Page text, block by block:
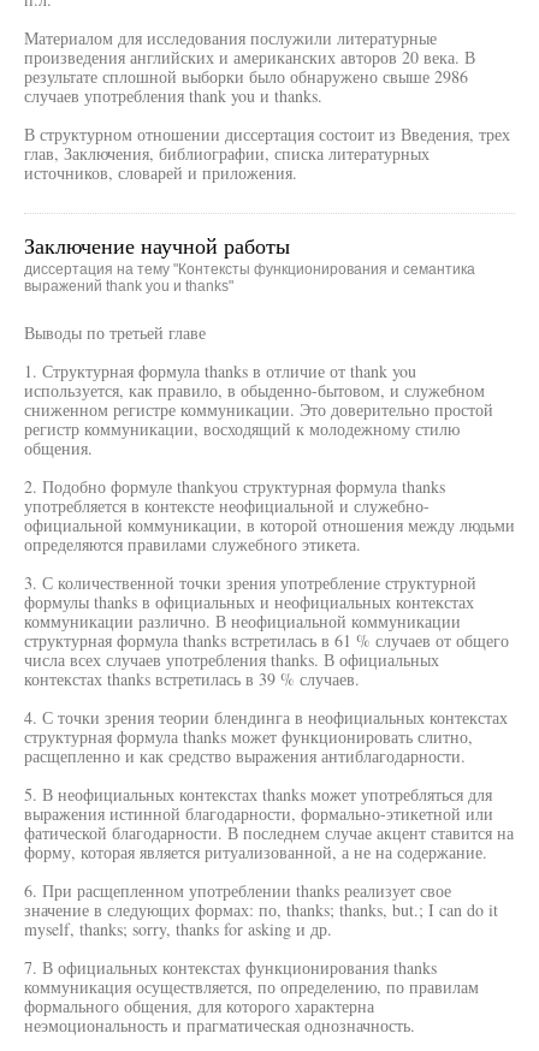
Материалом для исследования послужили литературные
произведения английских и американских авторов 20 века. В
результате сплошной выборки было обнаружено свыше 2986
случаев употребления thank you и thanks.
В структурном отношении диссертация состоит из Введения, трех
глав, Заключения, библиографии, списка литературных
источников, словарей и приложения.
Заключение научной работы
диссертация на тему "Контексты функционирования и семантика
выражений thank you и thanks"
Выводы по третьей главе
1. Структурная формула thanks в отличие от thank you
используется, как правило, в обыденно-бытовом, и служебном
сниженном регистре коммуникации. Это доверительно простой
регистр коммуникации, восходящий к молодежному стилю
общения.
2. Подобно формуле thankyou структурная формула thanks
употребляется в контексте неофициальной и служебно-
официальной коммуникации, в которой отношения между людьми
определяются правилами служебного этикета.
3. С количественной точки зрения употребление структурной
формулы thanks в официальных и неофициальных контекстах
коммуникации различно. В неофициальной коммуникации
структурная формула thanks встретилась в 61 % случаев от общего
числа всех случаев употребления thanks. В официальных
контекстах thanks встретилась в 39 % случаев.
4. С точки зрения теории блендинга в неофициальных контекстах
структурная формула thanks может функционировать слитно,
расщепленно и как средство выражения антиблагодарности.
5. В неофициальных контекстах thanks может употребляться для
выражения истинной благодарности, формально-этикетной или
фатической благодарности. В последнем случае акцент ставится на
форму, которая является ритуализованной, а не на содержание.
6. При расщепленном употреблении thanks реализует свое
значение в следующих формах: по, thanks; thanks, but.; I can do it
myself, thanks; sorry, thanks for asking и др.
7. В официальных контекстах функционирования thanks
коммуникация осуществляется, по определению, по правилам
формального общения, для которого характерна
неэмоциональность и прагматическая однозначность.